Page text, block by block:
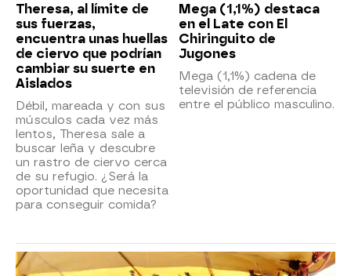
Theresa, al límite de
sus fuerzas,
encuentra unas huellas
de ciervo que podrían
cambiar su suerte en
Aislados
Débil, mareada y con sus
músculos cada vez más
lentos, Theresa sale a
buscar leña y descubre
un rastro de ciervo cerca
de su refugio. ¿Será la
oportunidad que necesita
para conseguir comida?
Mega (1,1%) destaca
en el Late con El
Chiringuito de
Jugones
Mega (1,1%) cadena de
televisión de referencia
entre el público masculino.